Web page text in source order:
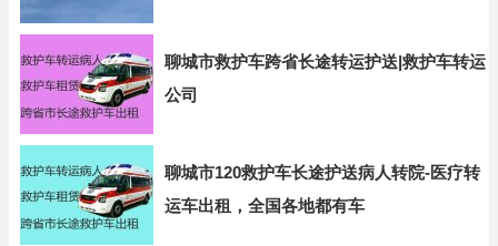
聊城市救护车跨省长途转运护送|救护车转运
公司
聊城市120救护车长途护送病人转院-医疗转
运车出租，全国各地都有车